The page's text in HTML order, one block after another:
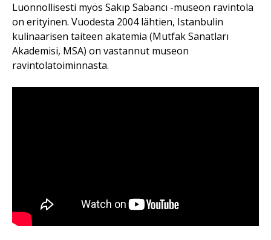
Luonnollisesti myös Sakıp Sabancı -museon ravintola
on erityinen. Vuodesta 2004 lähtien, Istanbulin
kulinaarisen taiteen akatemia (Mutfak Sanatları
Akademisi, MSA) on vastannut museon
ravintolatoiminnasta.